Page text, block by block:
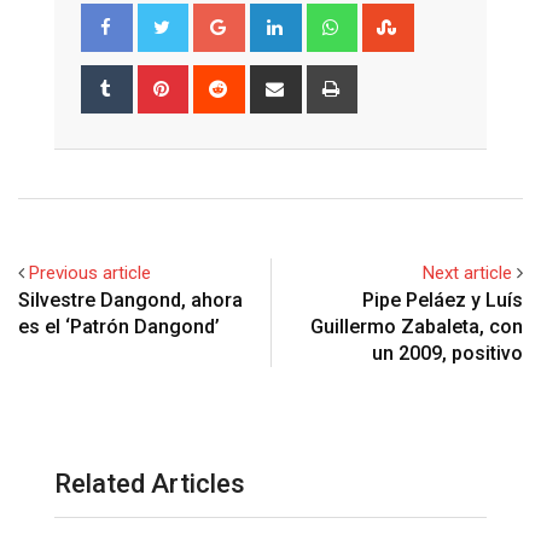
Google+ LinkedIn Whatsapp
Tumblr Pinterest Reddit
Share
Previous article
Silvestre Dangond, ahora
es el ‘Patrón Dangond’
Next article
Pipe Peláez y Luís
Guillermo Zabaleta, con
un 2009, positivo
Related Articles